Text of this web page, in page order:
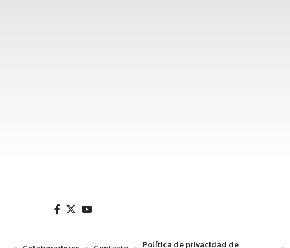
Política de privacidad de